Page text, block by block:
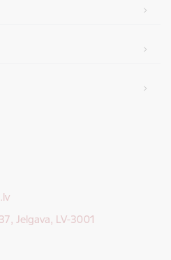
Jelgava, LV-3001